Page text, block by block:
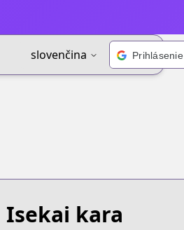
slovenčina
Isekai kara